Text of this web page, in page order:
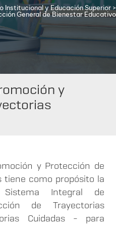
Institucional y Educación Superior >
General de Bienestar Educativo
y
y Protección de
tiene como propósito la
Sistema Integral de
de Trayectorias
Cuidadas - para